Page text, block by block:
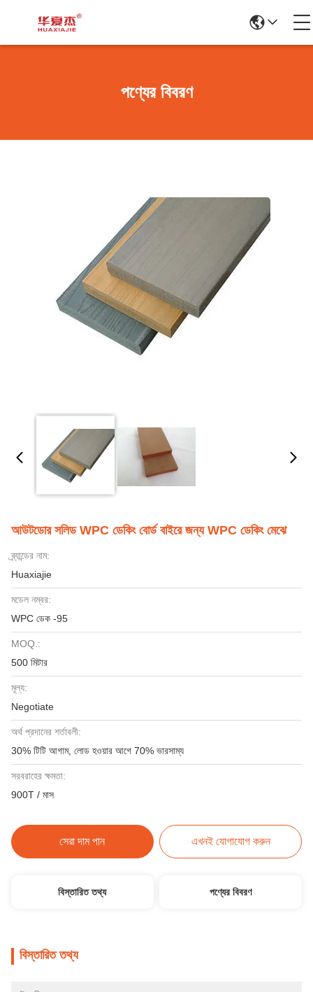
পণ্যের বিবরণ
আউটডোর সলিড WPC ডেকিং বোর্ড বাইরে জন্য WPC ডেকিং মেঝে
ব্র্যান্ডের নাম:
Huaxiajie
মডেল নম্বর:
WPC ডেক -95
MOQ.:
500 মিটার
মূল্য:
Negotiate
অর্থ প্রদানের শর্তাবলী:
30% টিটি আগাম, লোড হওয়ার আগে 70% ভারসাম্য
সরবরাহের ক্ষমতা:
900T / মাস
সেরা দাম পান এখনই যোগাযোগ করুন
বিস্তারিত তথ্য পণ্যের বিবরণ
বিস্তারিত তথ্য